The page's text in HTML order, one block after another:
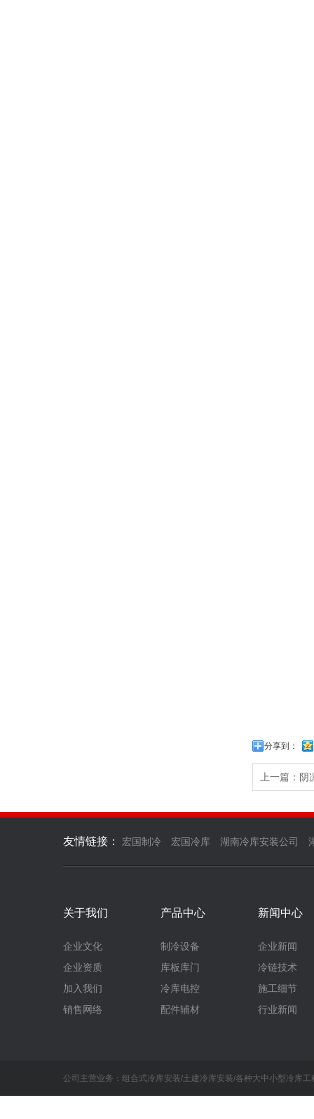
分享到：
上一篇：阴
友情链接： 宏国制冷 宏国冷库 湖南冷库安装公司
关于我们
企业文化
企业资质
加入我们
销售网络
产品中心
制冷设备
库板库门
冷库电控
配件辅材
新闻中心
企业新闻
冷链技术
施工细节
行业新闻
公司主营业务：组合式冷库安装/土建冷库安装/各种大中小型冷库